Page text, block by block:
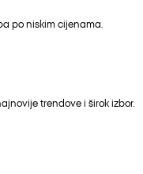
po niskim cijenama.
trendove i širok izbor.